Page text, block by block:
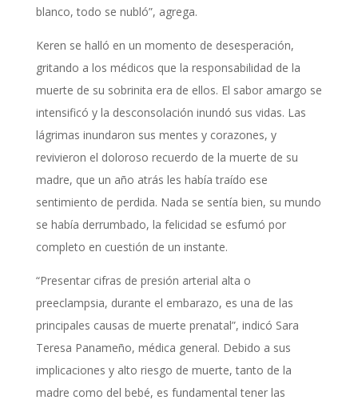
blanco, todo se nubló”, agrega.
Keren se halló en un momento de desesperación,
gritando a los médicos que la responsabilidad de la
muerte de su sobrinita era de ellos. El sabor amargo se
intensificó y la desconsolación inundó sus vidas. Las
lágrimas inundaron sus mentes y corazones, y
revivieron el doloroso recuerdo de la muerte de su
madre, que un año atrás les había traído ese
sentimiento de perdida. Nada se sentía bien, su mundo
se había derrumbado, la felicidad se esfumó por
completo en cuestión de un instante.
“Presentar cifras de presión arterial alta o
preeclampsia, durante el embarazo, es una de las
principales causas de muerte prenatal”, indicó Sara
Teresa Panameño, médica general. Debido a sus
implicaciones y alto riesgo de muerte, tanto de la
madre como del bebé, es fundamental tener las